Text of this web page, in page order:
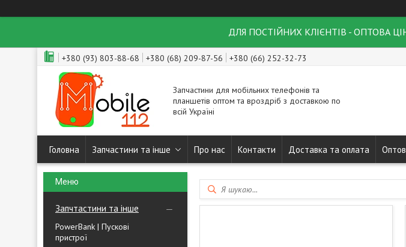
ДЛЯ ПОСТІЙНИХ КЛІЄНТІВ - ОПТОВА
+380 (93) 803-88-68 +380 (68) 209-87-56 +380 (66) 252-32-73
Запчастини для мобільних телефонів та
планшетів оптом та вроздріб з доставкою по
всій Україні
Головна Запчастини та інше Про нас Контакти Доставка та оплата
Запчтастини та інше
PowerBank | Пускові
пристрої